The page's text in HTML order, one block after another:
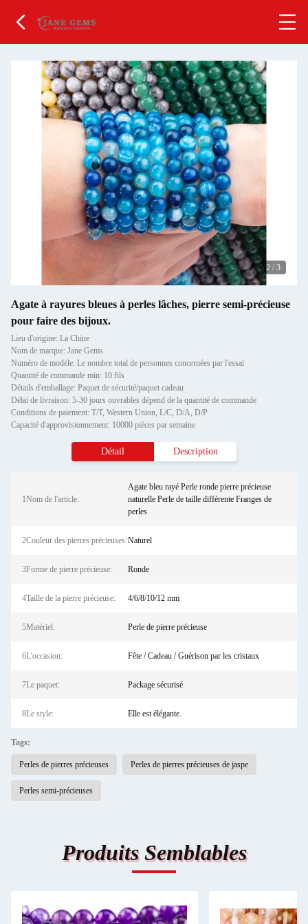
2 / 3
Agate à rayures bleues à perles lâches, pierre semi-précieuse
pour faire des bijoux.
Lieu d'origine: La Chine
Nom de marque: Jane Gems
Numéro de modèle: Le nombre total de personnes concernées par l'essai
Quantité de commande min: 10 fils
Détails d'emballage: Paquet de sécurité/paquet cadeau
Délai de livraison: 5-30 jours ouvrables dépend de la quantité de commande
Conditions de paiement: T/T, Western Union, L/C, D/A, D/P
Capacité d'approvisionnement: 10000 pièces par semaine
Détail Description
1Nom de l'article:
Agate bleu rayé Perle ronde pierre précieuse
naturelle Perle de taille différente Franges de
perles
2Couleur des pierres précieuses:Naturel
3Forme de pierre précieuse: Ronde
4Taille de la pierre précieuse: 4/6/8/10/12 mm
5Matériel: Perle de pierre précieuse
6L'occasion: Fête / Cadeau / Guérison par les cristaux
7Le paquet: Package sécurisé
8Le style: Elle est élégante.
Tags:
Perles de pierres précieuses Perles de pierres précieuses de jaspe
Perles semi-précieuses
Produits Semblables